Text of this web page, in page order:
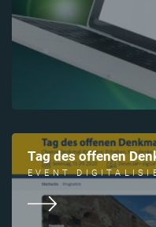
Tag des offenen
EVENT